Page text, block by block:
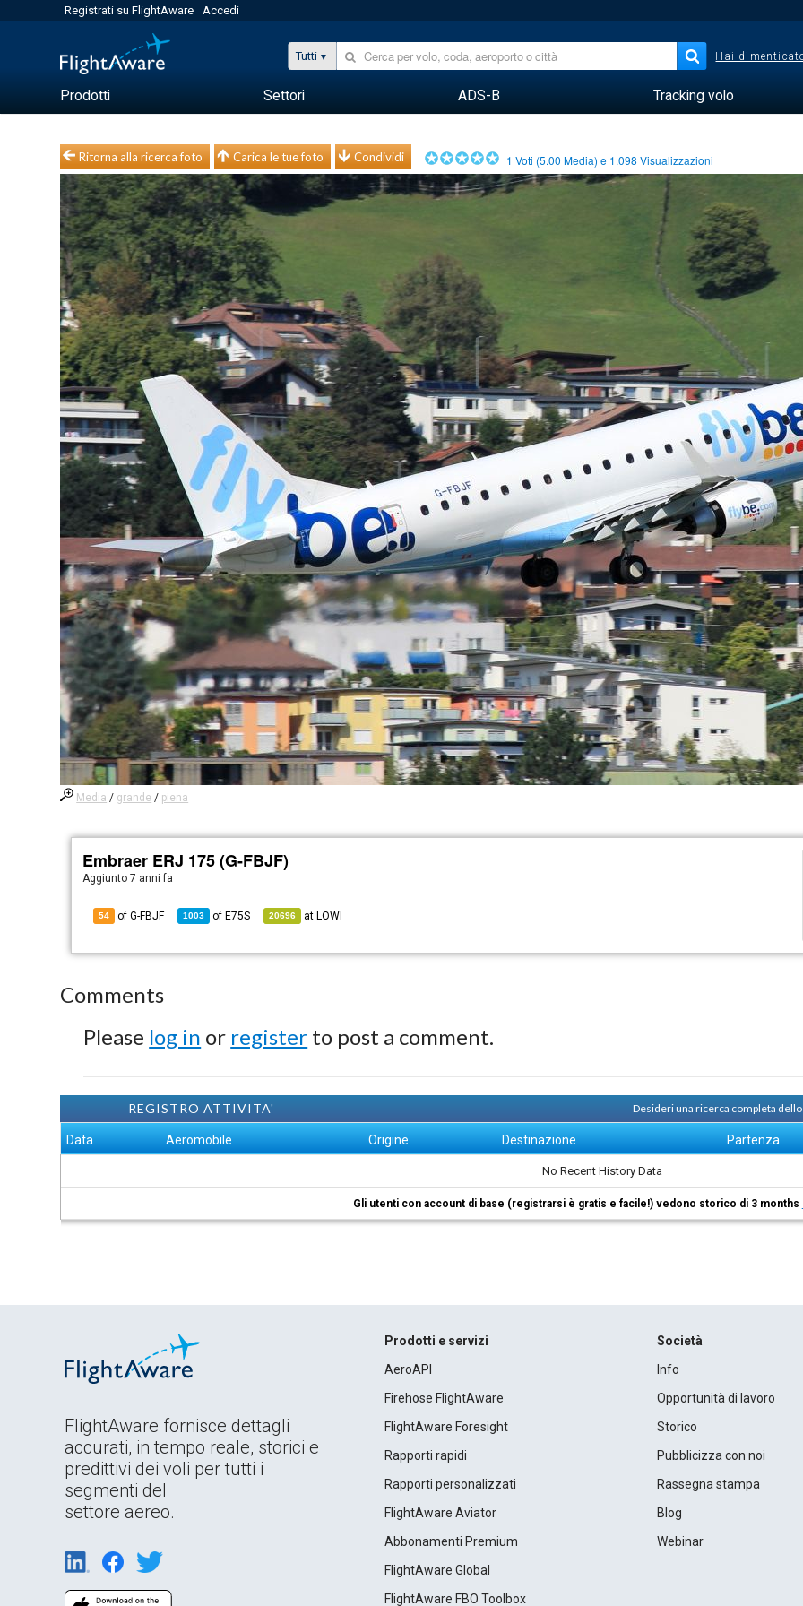
Registrati su FlightAware Accedi
Tutti Hai
Prodotti Settori ADS-B Tracking volo
Ritorna alla ricerca foto Carica le tue foto Condividi 1 Voti (5.00 Media) e 1.098 Visualizzazioni
Media / grande / piena
Embraer ERJ 175 (G-FBJF)
Aggiunto7 anni fa
54 of G-FBJF 1003 of E75S 20696 at LOWI
Comments
Please log in or register to post a comment.
REGISTRO ATTIVITA' Desideri una ricerca completa
Data Aeromobile Origine Destinazione Partenza
No Recent History Data
Gli utenti con account di base (registrarsi è gratis e facile!) vedono storico di 3 months
FlightAware fornisce dettagli
accurati, in tempo reale, storici e
predittivi dei voli per tutti i
segmenti del
settore aereo.
Prodotti e servizi
AeroAPI
Firehose FlightAware
FlightAware Foresight
Rapporti rapidi
Rapporti personalizzati
FlightAware Aviator
Abbonamenti Premium
FlightAware Global
FlightAware FBO Toolbox
Società
Info
Opportunità di lavoro
Storico
Pubblicizza con noi
Rassegna stampa
Blog
Webinar